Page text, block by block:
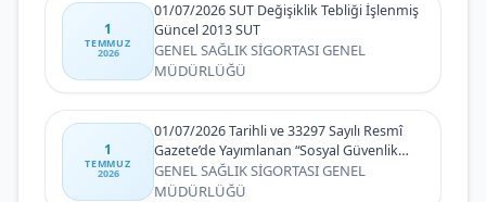
1
TEMMUZ
2026
01/07/2026 SUT Değişiklik Tebliği İşlenmiş
Güncel 2013 SUT
GENEL SAĞLIK SİGORTASI GENEL
MÜDÜRLÜĞÜ
1
TEMMUZ
2026
01/07/2026 Tarihli ve 33297 Sayılı Resmî
Gazete’de Yayımlanan “Sosyal Güvenlik
Kurumu Sağlık Uygulama Tebliğinde
Değişiklik Yapılmasına Dair Tebliğ"
GENEL SAĞLIK SİGORTASI GENEL
MÜDÜRLÜĞÜ